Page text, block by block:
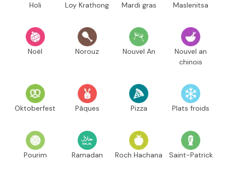
Holi Loy Krathong Mardi gras Maslenitsa
Noël Norouz Nouvel An
Nouvel an
chinois
Oktoberfest Pâques Pizza Plats froids
Pourim Ramadan Roch Hachana Saint-Patrick